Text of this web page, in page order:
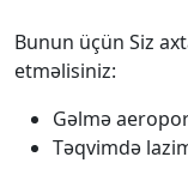
Bunun üçün Siz
etməlisiniz:
Gəlmə
Təqvimdə